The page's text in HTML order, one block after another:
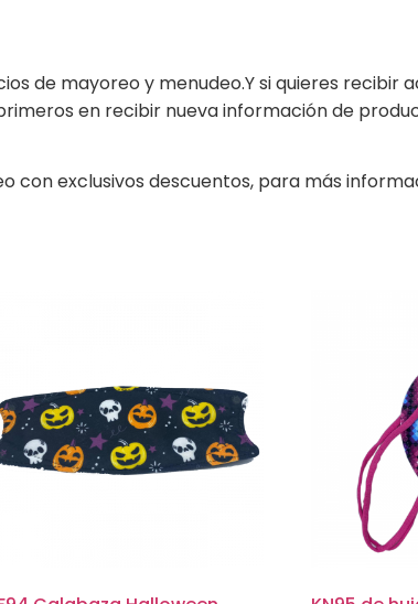
de mayoreo y menudeo.Y si quieres recibir
en recibir nueva información de
con exclusivos descuentos, para más